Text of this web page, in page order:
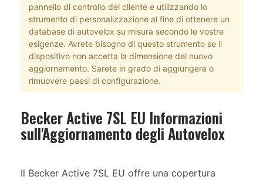
pannello di controllo del cliente e utilizzando lo
strumento di personalizzazione al fine di ottenere un
database di autovelox su misura secondo le vostre
esigenze. Avrete bisogno di questo strumento se il
dispositivo non accetta la dimensione del nuovo
aggiornamento. Sarete in grado di aggiungere o
rimuovere paesi di configurazione.
Becker Active 7SL EU Informazioni
sull'Aggiornamento degli Autovelox
Il Becker Active 7SL EU offre una copertura